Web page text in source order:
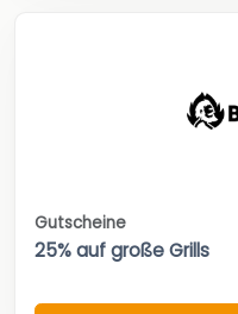
Gutscheine
25% auf große Grills